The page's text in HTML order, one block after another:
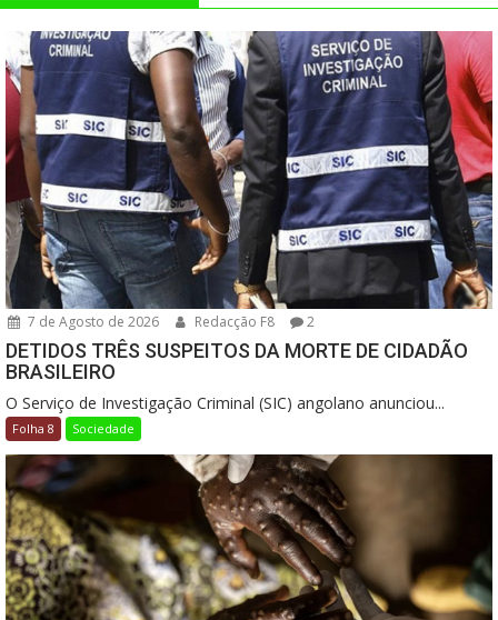
7 de Agosto de 2026 Redacção F8 2
DETIDOS TRÊS SUSPEITOS DA MORTE DE CIDADÃO
BRASILEIRO
O Serviço de Investigação Criminal (SIC) angolano anunciou...
Folha 8 Sociedade